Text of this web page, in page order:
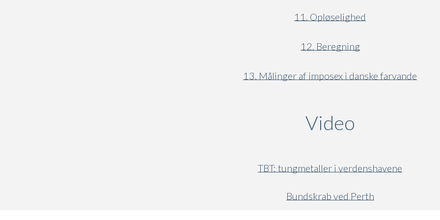
11. Opløselighed
12. Beregning
13. Målinger af imposex i danske farvande
Video
TBT: tungmetaller i verdenshavene
Bundskrab ved Perth